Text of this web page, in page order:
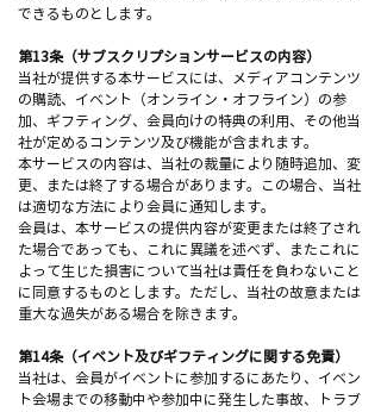
できるものとします。
第13条（サブスクリプションサービスの内容）
当社が提供する本サービスには、メディアコンテンツ
の購読、イベント（オンライン・オフライン）の参
加、ギフティング、会員向けの特典の利用、その他当
社が定めるコンテンツ及び機能が含まれます。
本サービスの内容は、当社の裁量により随時追加、変
更、または終了する場合があります。この場合、当社
は適切な方法により会員に通知します。
会員は、本サービスの提供内容が変更または終了され
た場合であっても、これに異議を述べず、またこれに
よって生じた損害について当社は責任を負わないこと
に同意するものとします。ただし、当社の故意または
重大な過失がある場合を除きます。
第14条（イベント及びギフティングに関する免責）
当社は、会員がイベントに参加するにあたり、イベン
ト会場までの移動中や参加中に発生した事故、トラブ